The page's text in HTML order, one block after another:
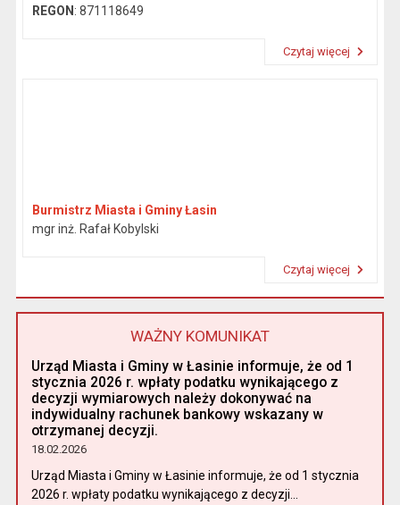
REGON : 871118649
Czytaj więcej
Burmistrz Miasta i Gminy Łasin
mgr inż. Rafał Kobylski
Czytaj więcej
WAŻNY KOMUNIKAT
Urząd Miasta i Gminy w Łasinie informuje, że od 1
stycznia 2026 r. wpłaty podatku wynikającego z
decyzji wymiarowych należy dokonywać na
indywidualny rachunek bankowy wskazany w
otrzymanej decyzji.
18.02.2026
Urząd Miasta i Gminy w Łasinie informuje, że od 1 stycznia
2026 r. wpłaty podatku wynikającego z decyzji...